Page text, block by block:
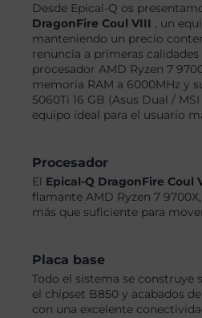
Desde Epical-Q os
DragonFire Coul VIII , un
manteniendo un precio
renuncia a primeras
procesador AMD Ryzen 7
memoria RAM a 6000MHz y
5060Ti 16 GB (Asus Dual /
equipo ideal para el usuario
Procesador
El Epical-Q DragonFire Coul
flamante AMD Ryzen 7
más que suficiente para
Placa base
Todo el sistema se construye
el chipset B850 y acabados
con una excelente